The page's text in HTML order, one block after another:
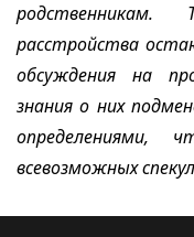
родственникам.
расстройства
обсуждения на
знания о них
определениями,
всевозможных